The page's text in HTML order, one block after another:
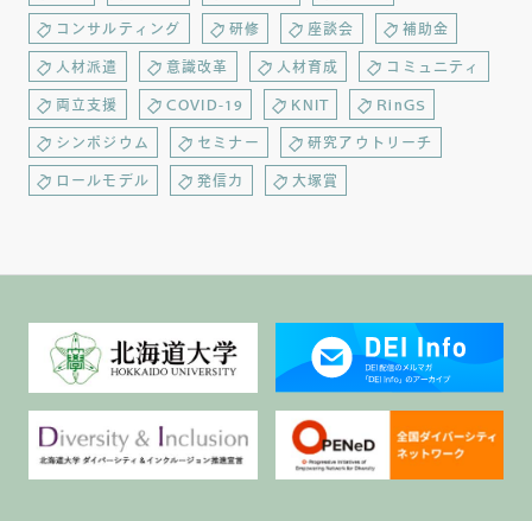
コンサルティング 研修 座談会 補助金
人材派遣 意識改革 人材育成 コミュニティ
両立支援 COVID-19 KNIT RinGS
シンポジウム セミナー 研究アウトリーチ
ロールモデル 発信力 大塚賞